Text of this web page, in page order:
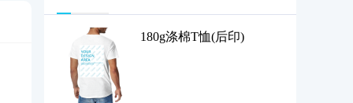
180g涤棉T恤(后印)